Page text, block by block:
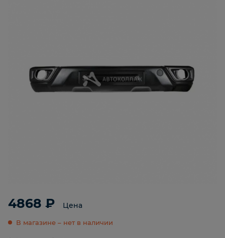
4868 ₽ Цена
В магазине – нет в наличии